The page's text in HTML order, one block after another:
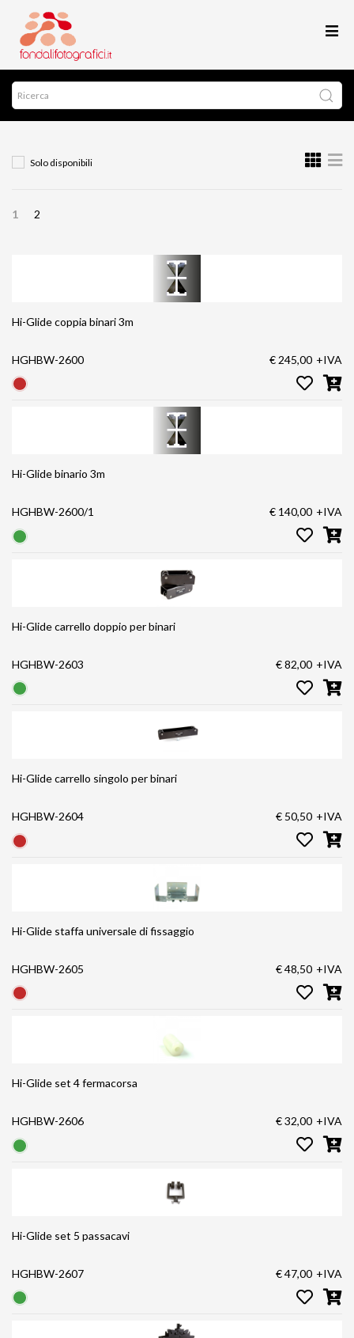
Solo disponibili
1 2
Hi-Glide coppia binari 3m
HGHBW-2600 € 245,00 +IVA
Hi-Glide binario 3m
HGHBW-2600/1 € 140,00 +IVA
Hi-Glide carrello doppio per binari
HGHBW-2603 € 82,00 +IVA
Hi-Glide carrello singolo per binari
HGHBW-2604 € 50,50 +IVA
Hi-Glide staffa universale di fissaggio
HGHBW-2605 € 48,50 +IVA
Hi-Glide set 4 fermacorsa
HGHBW-2606 € 32,00 +IVA
Hi-Glide set 5 passacavi
HGHBW-2607 € 47,00 +IVA